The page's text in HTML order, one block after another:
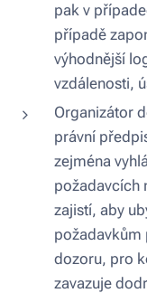
pak v
případě
výhodnější
vzdálenosti,
Organizátor
právní
zejména
požadavcích
zajistí, aby
požadavkům
dozoru, pro
zavazuje